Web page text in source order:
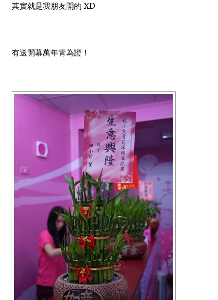
其實就是我朋友開的 XD
有送開幕萬年青為證！